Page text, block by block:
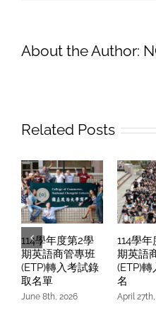
About the Author:
Related Posts
114學年度第2學
期英語商管專班
(ETP)轉入考試錄
取名單
June 8th, 2026
114學
期英語
(ETP)
名
April